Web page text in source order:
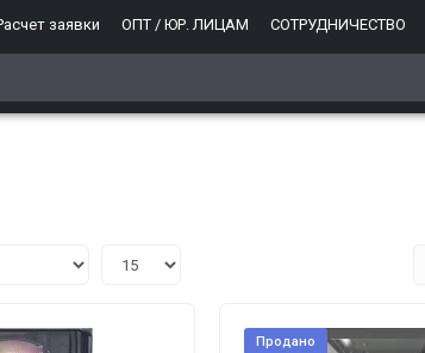
заявки ОПТ / ЮР. ЛИЦАМ СОТРУДНИЧЕСТВО
Продано